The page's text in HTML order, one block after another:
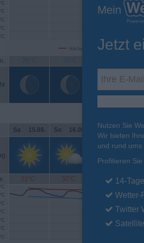
Höchsttemperatur
25°C 26°C
Sa. 15.08. So. 16.08. Mo. 17.08. Di .
31°C 30°C 30°C
Mein
Jetzt
Nutzen Sie
Wir bieten
und rund ums
Profitieren
14-
Wetter-
Twitter